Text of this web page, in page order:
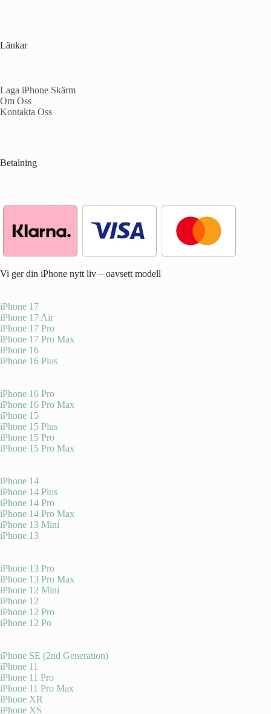
Länkar
Laga iPhone Skärm
Om Oss
Kontakta Oss
Betalning
Vi ger din iPhone nytt liv – oavsett modell
iPhone 17
iPhone 17 Air
iPhone 17 Pro
iPhone 17 Pro Max
iPhone 16
iPhone 16 Plus
iPhone 16 Pro
iPhone 16 Pro Max
iPhone 15
iPhone 15 Plus
iPhone 15 Pro
iPhone 15 Pro Max
iPhone 14
iPhone 14 Plus
iPhone 14 Pro
iPhone 14 Pro Max
iPhone 13 Mini
iPhone 13
iPhone 13 Pro
iPhone 13 Pro Max
iPhone 12 Mini
iPhone 12
iPhone 12 Pro
iPhone 12 Po
iPhone SE (2nd Generation)
iPhone 11
iPhone 11 Pro
iPhone 11 Pro Max
iPhone XR
iPhone XS